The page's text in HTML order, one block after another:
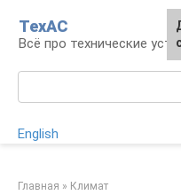
контенту
ТехАС
Всё про технические
English
Главная » Климат